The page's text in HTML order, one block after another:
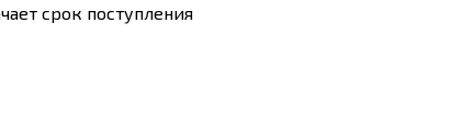
срок поступления